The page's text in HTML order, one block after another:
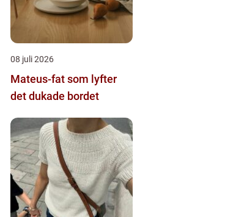
08 juli 2026
Mateus-fat som lyfter
det dukade bordet